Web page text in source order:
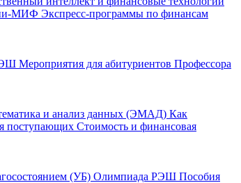
МИФ Экспресс-программы по финансам
Мероприятия для абитуриентов Профессора
и анализ данных (ЭМАД) Как
поступающих Стоимость и финансовая
(УБ) Олимпиада РЭШ Пособия